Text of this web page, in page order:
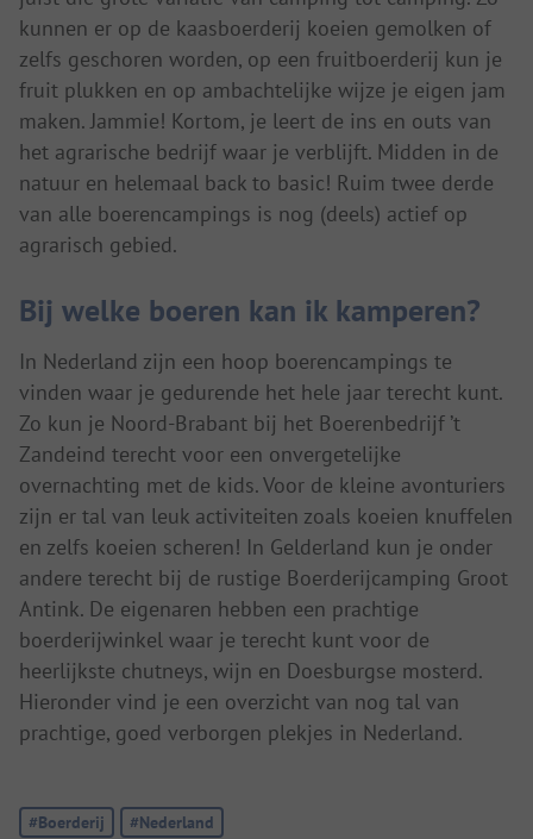
kunnen er op de kaasboerderij koeien gemolken of
zelfs geschoren worden, op een fruitboerderij kun je
fruit plukken en op ambachtelijke wijze je eigen jam
maken. Jammie! Kortom, je leert de ins en outs van
het agrarische bedrijf waar je verblijft. Midden in de
natuur en helemaal back to basic! Ruim twee derde
van alle boerencampings is nog (deels) actief op
agrarisch gebied.
Bij welke boeren kan ik kamperen?
In Nederland zijn een hoop boerencampings te
vinden waar je gedurende het hele jaar terecht kunt.
Zo kun je Noord-Brabant bij het Boerenbedrijf ’t
Zandeind terecht voor een onvergetelijke
overnachting met de kids. Voor de kleine avonturiers
zijn er tal van leuk activiteiten zoals koeien knuffelen
en zelfs koeien scheren! In Gelderland kun je onder
andere terecht bij de rustige Boerderijcamping Groot
Antink. De eigenaren hebben een prachtige
boerderijwinkel waar je terecht kunt voor de
heerlijkste chutneys, wijn en Doesburgse mosterd.
Hieronder vind je een overzicht van nog tal van
prachtige, goed verborgen plekjes in Nederland.
Tag:
#Boerderij Tag:
#Nederland